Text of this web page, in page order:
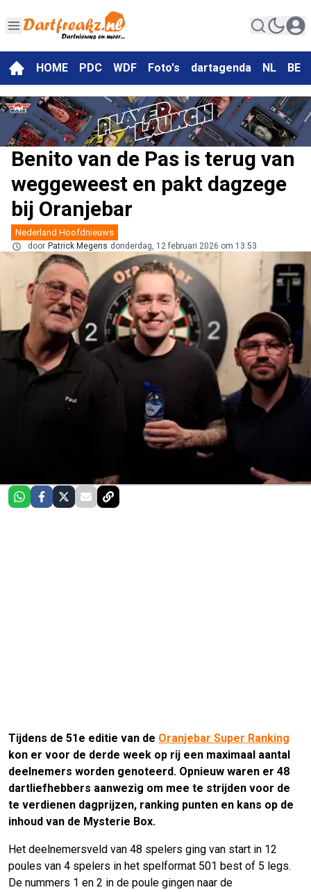
HOME PDC WDF Foto's dartagenda NL BE
Benito van de Pas is terug van
weggeweest en pakt dagzege
bij Oranjebar
Nederland Hoofdnieuws
door Patrick Megens donderdag, 12 februari 2026 om 13:53
Tijdens de 51e editie van de Oranjebar Super Ranking
kon er voor de derde week op rij een maximaal aantal
deelnemers worden genoteerd. Opnieuw waren er 48
dartliefhebbers aanwezig om mee te strijden voor de
te verdienen dagprijzen, ranking punten en kans op de
inhoud van de Mysterie Box.
Het deelnemersveld van 48 spelers ging van start in 12
poules van 4 spelers in het spelformat 501 best of 5 legs.
De nummers 1 en 2 in de poule gingen naar de